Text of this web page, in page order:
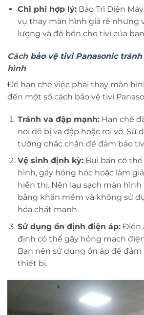
Chi phí hợp lý:Bảo Trì Điện
vụ thay màn hình giá rẻ nhưng
lượng và độ bền cho tivi của
Cách bảo vệ tivi Panasonic
hình
Để hạn chế việc phải thay màn
đến một số cách bảo vệ tivi
Tránh va đập mạnh:Hạn chế
nơi dễ bị va đập hoặc rơi vỡ. Sử
tường chắc chắn để đảm bảo
Vệ sinh định kỳ:Bụi bẩn có
hình, gây hỏng hóc hoặc làm
hiển thị. Nên lau sạch màn
bằng khăn mềm và không sử
hóa chất mạnh.
Sử dụng ổn định điện áp:Điện
định có thể gây hỏng mạch
Bạn nên sử dụng ổn áp để đảm
thiết bị.